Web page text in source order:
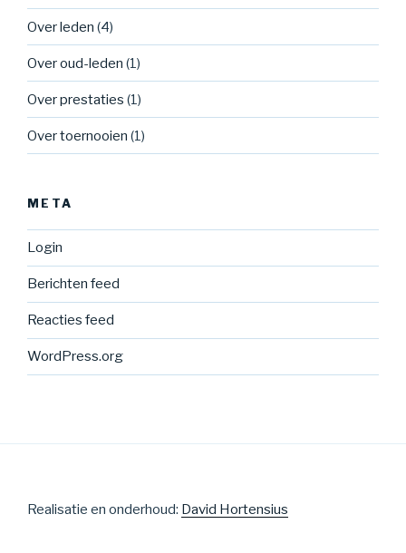
Over leden (4)
Over oud-leden (1)
Over prestaties (1)
Over toernooien (1)
META
Login
Berichten feed
Reacties feed
WordPress.org
Realisatie en onderhoud: David Hortensius